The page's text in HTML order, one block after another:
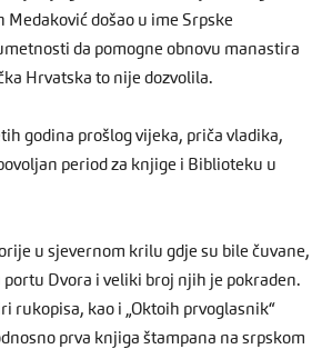
Medaković došao u ime Srpske
da pomogne obnovu manastira
Hrvatska to nije dozvolila.
godina prošlog vijeka, priča vladika,
period za knjige i Biblioteku u
u sjevernom krilu gdje su bile čuvane,
portu Dvora i veliki broj njih je pokraden.
rukopisa, kao i „Oktoih prvoglasnik“
prva knjiga štampana na srpskom